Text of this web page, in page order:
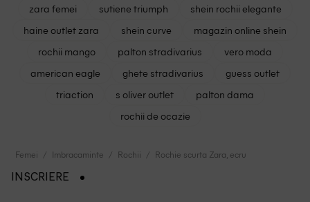
zara femei
sutiene triumph
shein rochii elegante
haine outlet zara
shein curve
magazin online shein
rochii mango
palton stradivarius
vero moda
american eagle
ghete stradivarius
guess outlet
triaction
s oliver outlet
palton dama
rochii de ocazie
Femei Imbracaminte Rochii Rochie scurta Zara, ecru
INSCRIERE